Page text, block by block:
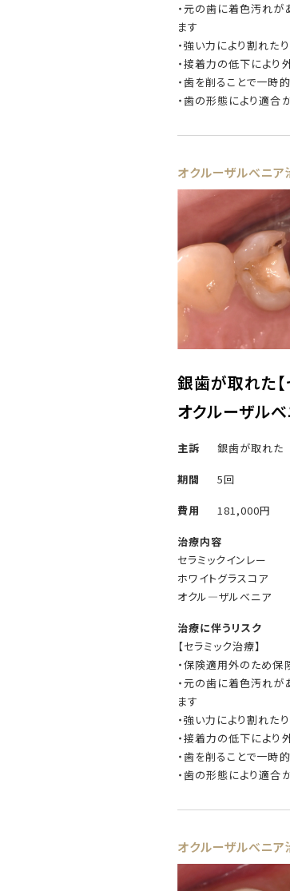
・元の歯に着色汚れが
ます
・強い力により割れた
・接着力の低下により
・歯を削ることで一時
・歯の形態により適合
オクルーザルべニア
銀歯が取れた【
オクルーザルべ
主訴 銀歯が取れた
期間 5回
費用 181,000円
治療内容
セラミックインレー
ホワイトグラスコア
オクル―ザルべニア
治療に伴うリスク
【セラミック治療】
・保険適用外のため保
・元の歯に着色汚れが
ます
・強い力により割れた
・接着力の低下により
・歯を削ることで一時
・歯の形態により適合
オクルーザルべニア